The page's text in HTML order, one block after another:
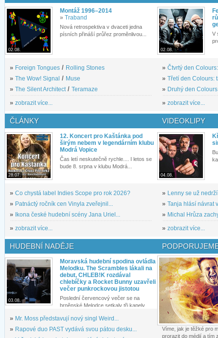
02.08.
Montáž 1996–2014
» Traband
Nová retrospektiva v dvaceti jedna
písních přináší průřez proměnlivou...
» Foreign Tongues / Rolling Stones
» The Wow! Signal / Muse
» The Silent Architect / Teramaze
» zobrazit více...
02.08.
V
» Čtvrtý den
» Třetí den Colours:
» Druhý den
» zobrazit více...
ČLÁNKY
28.07.
12. Koncert pro Kaštánka pod
širým nebem v legendárním klubu
Modrá Vopice
Čas letí neskutečně rychle.... I letos se
bude 8. srpna v klubu Modrá...
» Co chystá label Indies Scope pro rok 2026?
» Patnáctý ročník cen Vinyla zveřejnil...
»
Ikona české hudební scény Jana Uriel...
» zobrazit více...
VIDEOKLIPY
04.08.
» Lenny se už
» Tanja hlásí návrat
» Michal Hrůza
» zobrazit více...
HUDEBNÍ NADĚJE
03.08.
Moravská hudební spodina ovládla
Melodku. The Scrambles lákali na
debut, CHLEB!K rozdával
chlebíčky a Rocket Bunny uzavřeli
večer punkrockovou jistotou
Poslední červencový večer se na
brněnské Melodce setkaly tři kapely...
» Mr. Moss představují nový singl Weird...
» Rapové duo PAST vydává svou pátou desku...
Víme, jak je těžké pro
prorazit do médií a tím